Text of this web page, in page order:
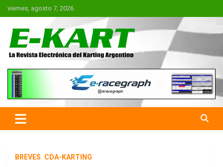
Saltar
al
viernes, agosto 7, 2026
E-Kart.com.ar | La Revista
Electrónica del Karting en
Argentina
BREVES CDA-KARTING